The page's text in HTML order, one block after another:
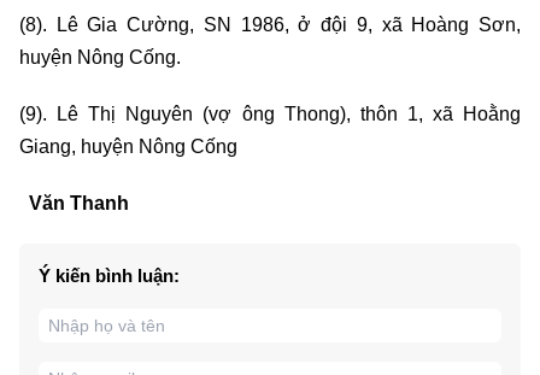
(8). Lê Gia Cường, SN 1986, ở đội 9, xã Hoàng Sơn,
huyện Nông Cống.
(9). Lê Thị Nguyên (vợ ông Thong), thôn 1, xã Hoằng
Giang, huyện Nông Cống
Văn Thanh
Ý kiến bình luận: